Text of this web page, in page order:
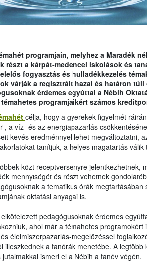
programjain, melyhez a Maradék
részt a kárpát-medencei iskolások és
fogyasztás és hulladékkezelés
várják a regisztrált hazai és határon
érdemes egyúttal a Nébih
programjaikért számos
célja, hogy a gyerekek figyelmét
, a víz- és az energiapazarlás
kevés eredménnyel lehet megváltoztatni,
tanítjuk, a helyes magatartás válik
közt receptversenyre jelentkezhetnek,
mennyiségét és részt vehetnek
a tematikus órák megtartásában
oktatási anyagai is.
pedagógusoknak érdemes
ahol már a témahetes programokért
élelmiszerpazarlás-megelőzéssel
illeszkednek a tanórák menetébe. A
ismeri el a Nébih a tanév végén.